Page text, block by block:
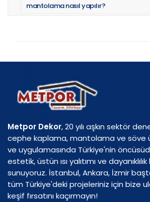
mantolama nasıl yapılır?
Metpor Dekor, 20 yılı aşkın sektör
cephe kaplama, mantolama ve söve
ve uygulamasında Türkiye'nin
estetik, üstün ısı yalıtımı ve
sunuyoruz. İstanbul, Ankara, İzmir
tüm Türkiye'deki projeleriniz için bize
keşif fırsatını kaçırmayın!